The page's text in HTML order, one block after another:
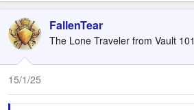
FallenTear
The Lone Traveler from Vault 101
15/1/25